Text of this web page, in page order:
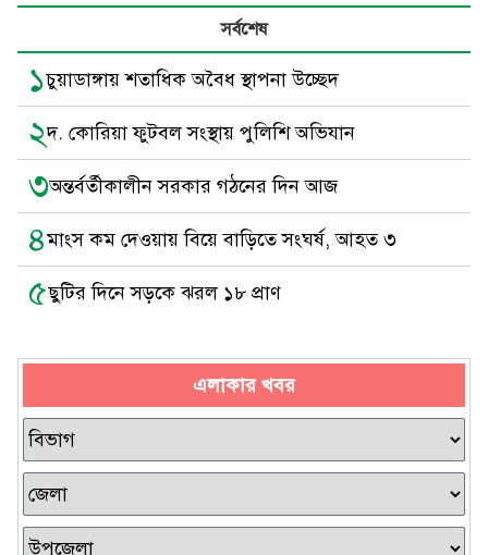
সর্বশেষ
১চুয়াডাঙ্গায় শতাধিক অবৈধ স্থাপনা উচ্ছেদ
২দ. কোরিয়া ফুটবল সংস্থায় পুলিশি অভিযান
৩অন্তর্বর্তীকালীন সরকার গঠনের দিন আজ
৪মাংস কম দেওয়ায় বিয়ে বাড়িতে সংঘর্ষ, আহত ৩
৫ছুটির দিনে সড়কে ঝরল ১৮ প্রাণ
এলাকার খবর